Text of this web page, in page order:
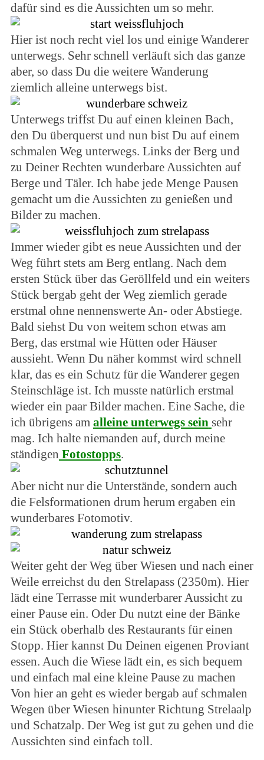
dafür sind es die Aussichten um so mehr.
Hier ist noch recht viel los und einige Wanderer
unterwegs. Sehr schnell verläuft sich das ganze
aber, so dass Du die weitere Wanderung
ziemlich alleine unterwegs bist.
Unterwegs triffst Du auf einen kleinen Bach,
den Du überquerst und nun bist Du auf einem
schmalen Weg unterwegs. Links der Berg und
zu Deiner Rechten wunderbare Aussichten auf
Berge und Täler. Ich habe jede Menge Pausen
gemacht um die Aussichten zu genießen und
Bilder zu machen.
Immer wieder gibt es neue Aussichten und der
Weg führt stets am Berg entlang. Nach dem
ersten Stück über das Geröllfeld und ein weiters
Stück bergab geht der Weg ziemlich gerade
erstmal ohne nennenswerte An- oder Abstiege.
Bald siehst Du von weitem schon etwas am
Berg, das erstmal wie Hütten oder Häuser
aussieht. Wenn Du näher kommst wird schnell
klar, das es ein Schutz für die Wanderer gegen
Steinschläge ist. Ich musste natürlich erstmal
wieder ein paar Bilder machen. Eine Sache, die
ich übrigens am alleine unterwegs sein sehr
mag. Ich halte niemanden auf, durch meine
ständigen Fotostopps.
Aber nicht nur die Unterstände, sondern auch
die Felsformationen drum herum ergaben ein
wunderbares Fotomotiv.
Weiter geht der Weg über Wiesen und nach einer
Weile erreichst du den Strelapass (2350m). Hier
lädt eine Terrasse mit wunderbarer Aussicht zu
einer Pause ein. Oder Du nutzt eine der Bänke
ein Stück oberhalb des Restaurants für einen
Stopp. Hier kannst Du Deinen eigenen Proviant
essen. Auch die Wiese lädt ein, es sich bequem
und einfach mal eine kleine Pause zu machen
Von hier an geht es wieder bergab auf schmalen
Wegen über Wiesen hinunter Richtung Strelaalp
und Schatzalp. Der Weg ist gut zu gehen und die
Aussichten sind einfach toll.